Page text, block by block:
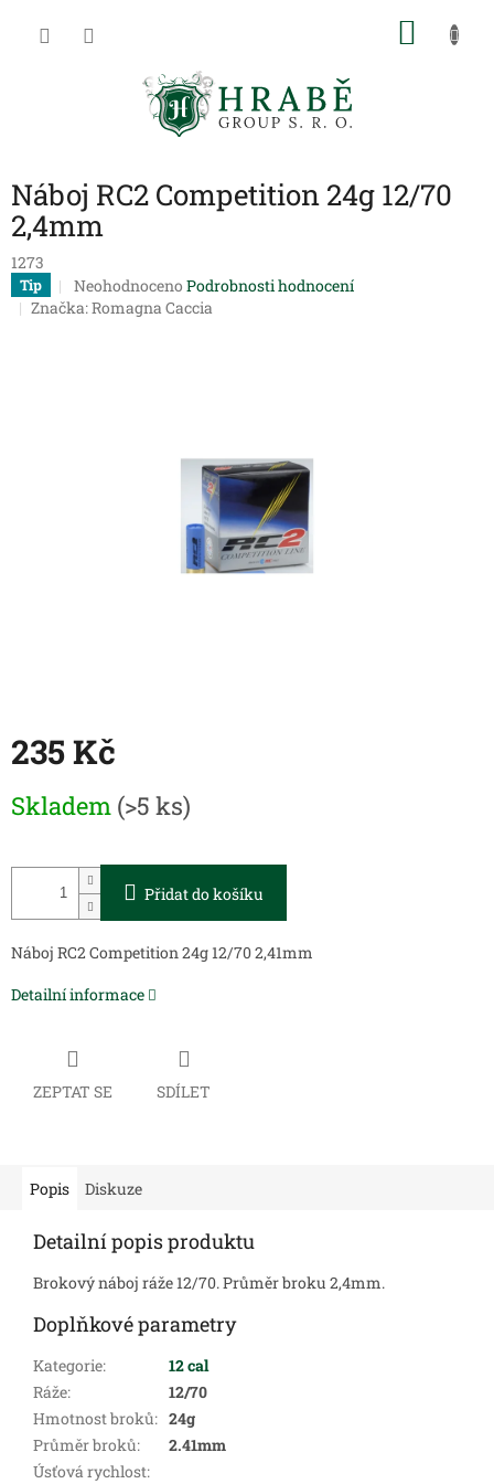
Náboj RC2 Competition 24g 12/70
2,4mm
1273
Tip
Průměrné
hodnocení
Neohodnoceno Podrobnosti hodnocení
Značka:Romagna Caccia
235 Kč
cena:
Skladem (>5 ks)
Přidat do košíku
Náboj RC2 Competition 24g 12/70 2,41mm
Detailní informace
ZEPTAT SE SDÍLET
Popis Diskuze
Detailní popis produktu
Brokový náboj ráže 12/70. Průměr broku 2,4mm.
Doplňkové parametry
Kategorie:
12 cal
Ráže:
12/70
Hmotnost broků: 24g
Průměr broků:
2.41mm
Úsťová rychlost: